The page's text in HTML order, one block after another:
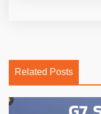
Related Posts